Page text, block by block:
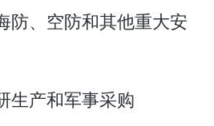
、空防和其他重大安
产和军事采购